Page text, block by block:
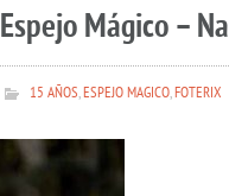
Espejo Mágico –
15 AÑOS,ESPEJO MAGICO,FOTERIX